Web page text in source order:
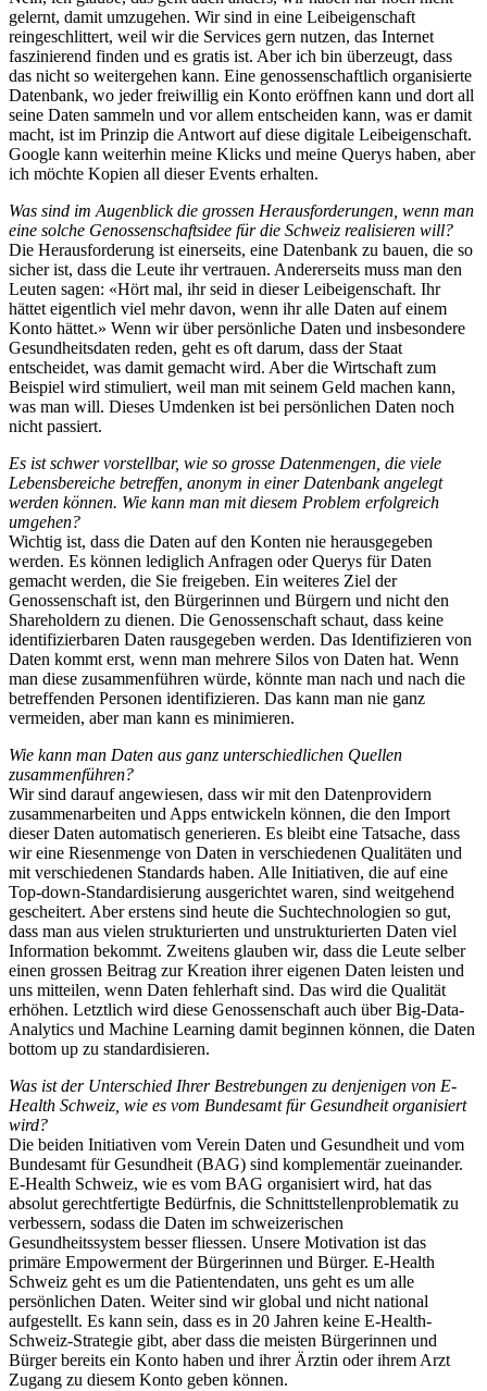
gelernt, damit umzugehen. Wir sind in eine Leibeigenschaft
reingeschlittert, weil wir die Services gern nutzen, das Internet
faszinierend finden und es gratis ist. Aber ich bin überzeugt, dass
das nicht so weitergehen kann. Eine genossenschaftlich organisierte
Datenbank, wo jeder freiwillig ein Konto eröffnen kann und dort all
seine Daten sammeln und vor allem entscheiden kann, was er damit
macht, ist im Prinzip die Antwort auf diese digitale Leibeigenschaft.
Google kann weiterhin meine Klicks und meine Querys haben, aber
ich möchte Kopien all dieser Events erhalten.
Was sind im Augenblick die grossen Herausforderungen, wenn man
eine solche Genossenschaftsidee für die Schweiz realisieren will?
Die Herausforderung ist einerseits, eine Datenbank zu bauen, die so
sicher ist, dass die Leute ihr vertrauen. Andererseits muss man den
Leuten sagen: «Hört mal, ihr seid in dieser Leibeigenschaft. Ihr
hättet eigentlich viel mehr davon, wenn ihr alle Daten auf einem
Konto hättet.» Wenn wir über persönliche Daten und insbesondere
Gesundheitsdaten reden, geht es oft darum, dass der Staat
entscheidet, was damit gemacht wird. Aber die Wirtschaft zum
Beispiel wird stimuliert, weil man mit seinem Geld machen kann,
was man will. Dieses Umdenken ist bei persönlichen Daten noch
nicht passiert.
Es ist schwer vorstellbar, wie so grosse Datenmengen, die viele
Lebensbereiche betreffen, anonym in einer Datenbank angelegt
werden können. Wie kann man mit diesem Problem erfolgreich
umgehen?
Wichtig ist, dass die Daten auf den Konten nie herausgegeben
werden. Es können lediglich Anfragen oder Querys für Daten
gemacht werden, die Sie freigeben. Ein weiteres Ziel der
Genossenschaft ist, den Bürgerinnen und Bürgern und nicht den
Shareholdern zu dienen. Die Genossenschaft schaut, dass keine
identifizierbaren Daten rausgegeben werden. Das Identifizieren von
Daten kommt erst, wenn man mehrere Silos von Daten hat. Wenn
man diese zusammenführen würde, könnte man nach und nach die
betreffenden Personen identifizieren. Das kann man nie ganz
vermeiden, aber man kann es minimieren.
Wie kann man Daten aus ganz unterschiedlichen Quellen
zusammenführen?
Wir sind darauf angewiesen, dass wir mit den Datenprovidern
zusammenarbeiten und Apps entwickeln können, die den Import
dieser Daten automatisch generieren. Es bleibt eine Tatsache, dass
wir eine Riesenmenge von Daten in verschiedenen Qualitäten und
mit verschiedenen Standards haben. Alle Initiativen, die auf eine
Top-down-Standardisierung ausgerichtet waren, sind weitgehend
gescheitert. Aber erstens sind heute die Suchtechnologien so gut,
dass man aus vielen strukturierten und unstrukturierten Daten viel
Information bekommt. Zweitens glauben wir, dass die Leute selber
einen grossen Beitrag zur Kreation ihrer eigenen Daten leisten und
uns mitteilen, wenn Daten fehlerhaft sind. Das wird die Qualität
erhöhen. Letztlich wird diese Genossenschaft auch über Big-Data-
Analytics und Machine Learning damit beginnen können, die Daten
bottom up zu standardisieren.
Was ist der Unterschied Ihrer Bestrebungen zu denjenigen von E-
Health Schweiz, wie es vom Bundesamt für Gesundheit organisiert
wird?
Die beiden Initiativen vom Verein Daten und Gesundheit und vom
Bundesamt für Gesundheit (BAG) sind komplementär zueinander.
E-Health Schweiz, wie es vom BAG organisiert wird, hat das
absolut gerechtfertigte Bedürfnis, die Schnittstellenproblematik zu
verbessern, sodass die Daten im schweizerischen
Gesundheitssystem besser fliessen. Unsere Motivation ist das
primäre Empowerment der Bürgerinnen und Bürger. E-Health
Schweiz geht es um die Patientendaten, uns geht es um alle
persönlichen Daten. Weiter sind wir global und nicht national
aufgestellt. Es kann sein, dass es in 20 Jahren keine E-Health-
Schweiz-Strategie gibt, aber dass die meisten Bürgerinnen und
Bürger bereits ein Konto haben und ihrer Ärztin oder ihrem Arzt
Zugang zu diesem Konto geben können.